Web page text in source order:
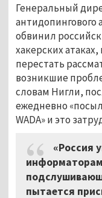
Генеральный
антидопингового
обвинил
хакерских
перестать
возникшие
словам Нигли,
ежедневно
WADA» и это
«Россия
пытается